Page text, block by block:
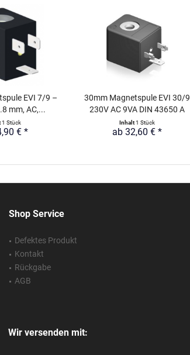
EVI 7/9 –
mm, AC,...
1 Stück
€ *
30mm Magnetspule EVI 30/9
230V AC 9VA DIN 43650 A
Inhalt1 Stück
ab 32,60 € *
Shop Service
Defektes Produkt
Kontakt
Rückgabe
AGB
Wir versenden mit: